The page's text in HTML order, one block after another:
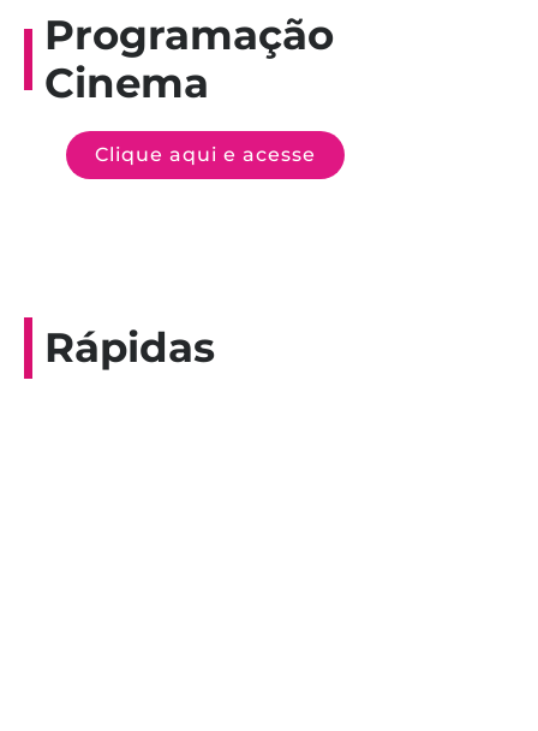
Programação
Cinema
Clique aqui e acesse
Rápidas